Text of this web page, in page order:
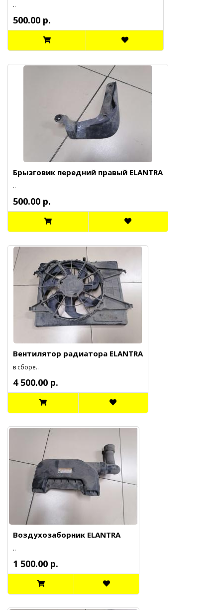
..
500.00 р.
Брызговик передний правый ELANTRA
..
500.00 р.
Вентилятор радиатора ELANTRA
в сборе..
4 500.00 р.
Воздухозаборник ELANTRA
..
1 500.00 р.